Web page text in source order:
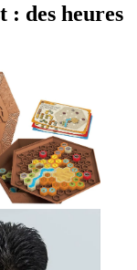
: des heures